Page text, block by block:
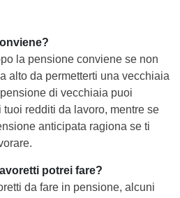
la pensione conviene se non
alto da permetterti una vecchiaia
di vecchiaia puoi
tuoi redditi da lavoro, mentre se
anticipata ragiona se ti
potrei fare?
da fare in pensione, alcuni